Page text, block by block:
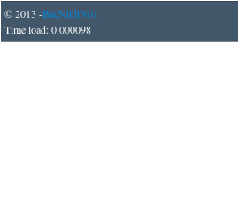
© 2013 -BacNinhNo1
Time load: 0.000098